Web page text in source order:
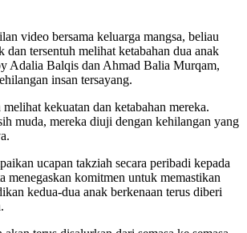
video bersama keluarga mangsa, beliau
dan tersentuh melihat ketabahan dua anak
Adalia Balqis dan Ahmad Balia Murqam,
insan tersayang.
melihat kekuatan dan ketabahan mereka.
muda, mereka diuji dengan kehilangan yang
ucapan takziah secara peribadi kepada
menegaskan komitmen untuk memastikan
kedua-dua anak berkenaan terus diberi